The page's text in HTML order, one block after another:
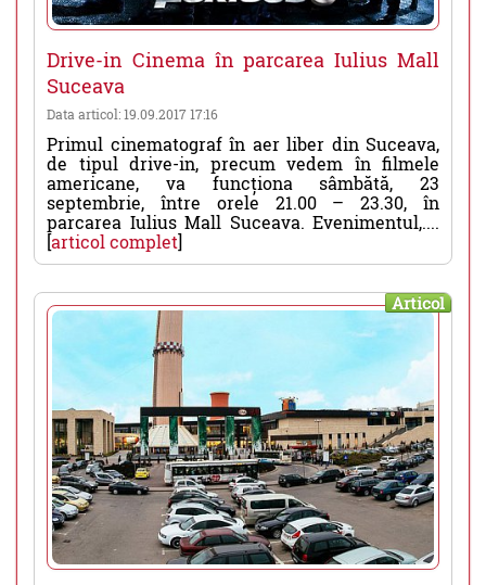
Drive-in Cinema în parcarea Iulius Mall
Suceava
Data articol: 19.09.2017 17:16
Primul cinematograf în aer liber din Suceava,
de tipul drive-in, precum vedem în filmele
americane, va funcționa sâmbătă, 23
septembrie, între orele 21.00 – 23.30, în
parcarea Iulius Mall Suceava. Evenimentul,....
[articol complet]
Articol